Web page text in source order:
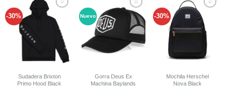
-30%
Añadir
a tu
lista de
deseos
Sudadera Brixton
Primo Hood Black
Nuevo
Añadir
a tu
lista de
deseos
Gorra Deus Ex
Machina Baylands
-30%
Añadir
a tu
lista de
deseos
Mochila Herschel
Nova Black